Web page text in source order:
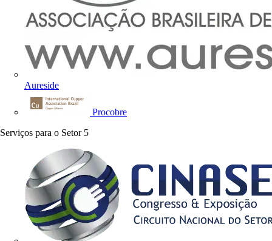
Aureside
Procobre
Serviços para o Setor 5